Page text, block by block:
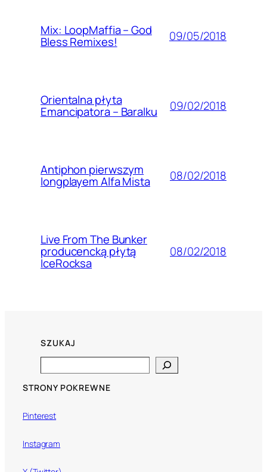
Mix: LoopMaffia – God
Bless Remixes! 09/05/2018
Orientalna płyta
Emancipatora – Baralku 09/02/2018
Antiphon pierwszym
longplayem Alfa Mista 08/02/2018
Live From The Bunker
producencką płytą
IceRocksa
08/02/2018
SZUKAJ
STRONY POKREWNE
Pinterest
Instagram